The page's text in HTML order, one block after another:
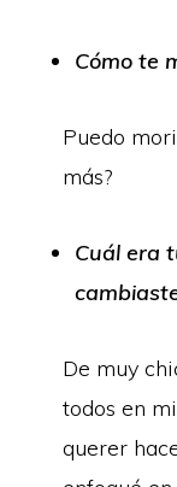
Cómo te
Puedo
más?
Cuál era
De muy
todos en
querer